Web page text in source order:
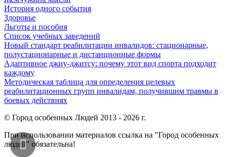
История одного события
Здоровье
Льготы и пособия
Список учебных заведений
Новый стандарт реабилитации инвалидов: стационарные,
полустационарные и дистанционные формы
Адаптивное джиу-джитсу: почему этот вид спорта подходит
каждому
Методическая таблица для определения целевых
реабилитационных групп инвалидам, получившим травмы в
боевых действиях
© Город особенных Людей 2013 - 2026 г.
При использовании материалов ссылка на "Город особенных
людей" обязательна!